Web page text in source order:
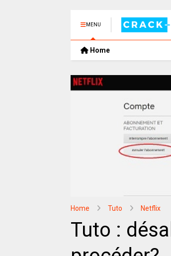
MENU
Home
Home Tuto Netflix
Tuto :